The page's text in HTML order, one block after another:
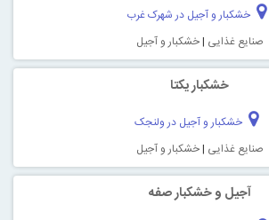
خشکبار و آجیل در شهرک غرب
صنایع غذایی |خشکبار و آجیل
خشکبار یکتا
خشکبار و آجیل در ولنجک
صنایع غذایی |خشکبار و آجیل
آجیل و خشکبار صفه